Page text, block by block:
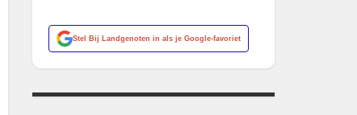
Stel Bij Landgenoten in als je Google-favoriet